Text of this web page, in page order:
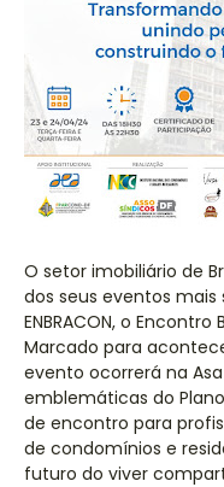
O setor imobiliário de
dos seus eventos mais
ENBRACON, o
Marcado para
evento ocorrerá na
emblemáticas do
de encontro para
de condomínios e
futuro do viver